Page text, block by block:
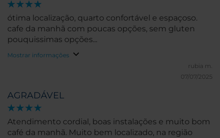
ótima localização, quarto confortável e espaçoso.
cafe da manhã com poucas opções, sem gluten
pouquissimas opções...
Mostrar informações
rubia m.
07/07/2025
AGRADÁVEL
Atendimento cordial, boas instalações e muito bom
café da manhã. Muito bem localizado, na região